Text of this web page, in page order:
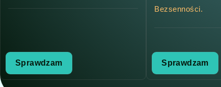
Sprawdzam
Bezsenności.
Sprawdzam